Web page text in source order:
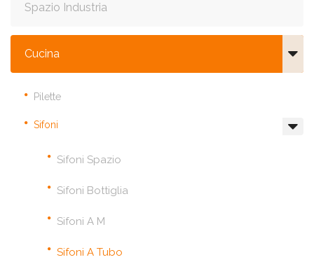
Spazio Industria
Cucina
Pilette
Sifoni
Sifoni Spazio
Sifoni Bottiglia
Sifoni A M
Sifoni A Tubo